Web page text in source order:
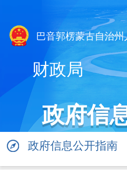
巴音郭楞蒙古自治州
财政局
政府信
政府信息公开指南